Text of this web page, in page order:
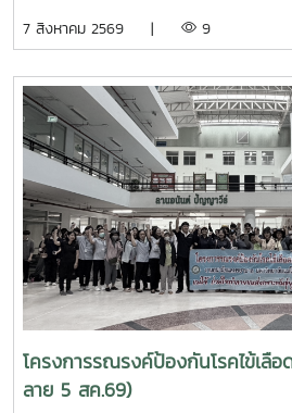
รกิติยาภา นเรนทิราเทพยวดี กรมหลว
น. ณ ลานอนันต์ ปัญญาวีร์ อาคารอำ
ร่วมบริจาคจะได้ชั่วโมงกิจกรรมด้านจิ
วันที่ 7 สิงหาคม 2569 มีผู้ประสงค์บริ
ผ่านเกณฑ์สามารถบริจาคโลหิตได้ จำ
7 สิงหาคม 2569 | 9
โครงการรณรงค์ป้องกันโรคไข้เลื
ลาย 5 สค.69)